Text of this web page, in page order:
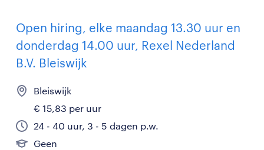
Open hiring, elke maandag 13.30 uur en
donderdag 14.00 uur, Rexel Nederland
B.V. Bleiswijk
Bleiswijk
€ 15,83 per uur
24 - 40 uur, 3 - 5 dagen p.w.
Geen